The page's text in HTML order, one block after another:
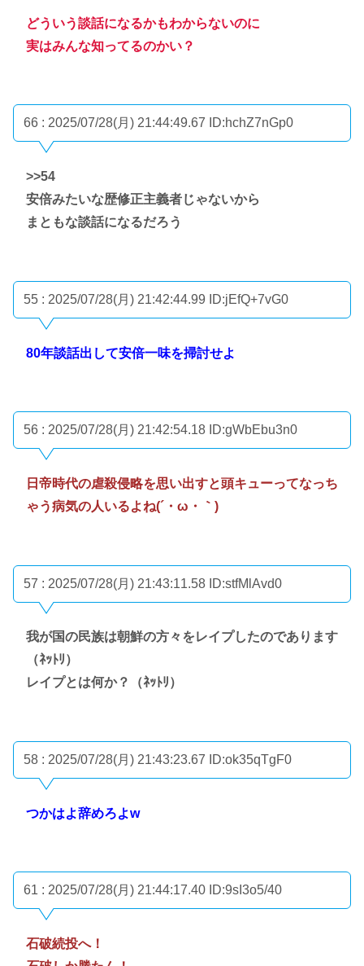
どういう談話になるかもわからないのに
実はみんな知ってるのかい？
66 : 2025/07/28(月) 21:44:49.67 ID:hchZ7nGp0
>>54
安倍みたいな歴修正主義者じゃないから
まともな談話になるだろう
55 : 2025/07/28(月) 21:42:44.99 ID:jEfQ+7vG0
80年談話出して安倍一味を掃討せよ
56 : 2025/07/28(月) 21:42:54.18 ID:gWbEbu3n0
日帝時代の虐殺侵略を思い出すと頭キューってなっち
ゃう病気の人いるよね(´・ω・｀)
57 : 2025/07/28(月) 21:43:11.58 ID:stfMlAvd0
我が国の民族は朝鮮の方々をレイプしたのであります
（ﾈｯﾄﾘ）
レイプとは何か？（ﾈｯﾄﾘ）
58 : 2025/07/28(月) 21:43:23.67 ID:ok35qTgF0
つかはよ辞めろよw
61 : 2025/07/28(月) 21:44:17.40 ID:9sI3o5/40
石破続投へ！